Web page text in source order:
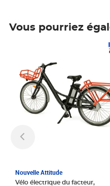
Vous pourriez
Nouvelle Attitude
Vélo électrique du facteur,